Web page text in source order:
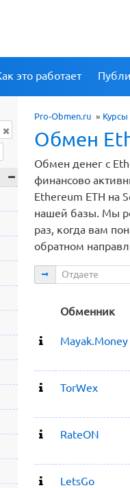
это работает
Pro-Obmen.ru »
Обмен
Обмен денег с
финансово
Ethereum ETH на
нашей базы. Мы
раз, когда вам
обратном
Отдаете
Обменник
Mayak.Money
TorWex
RateON
LetsGo